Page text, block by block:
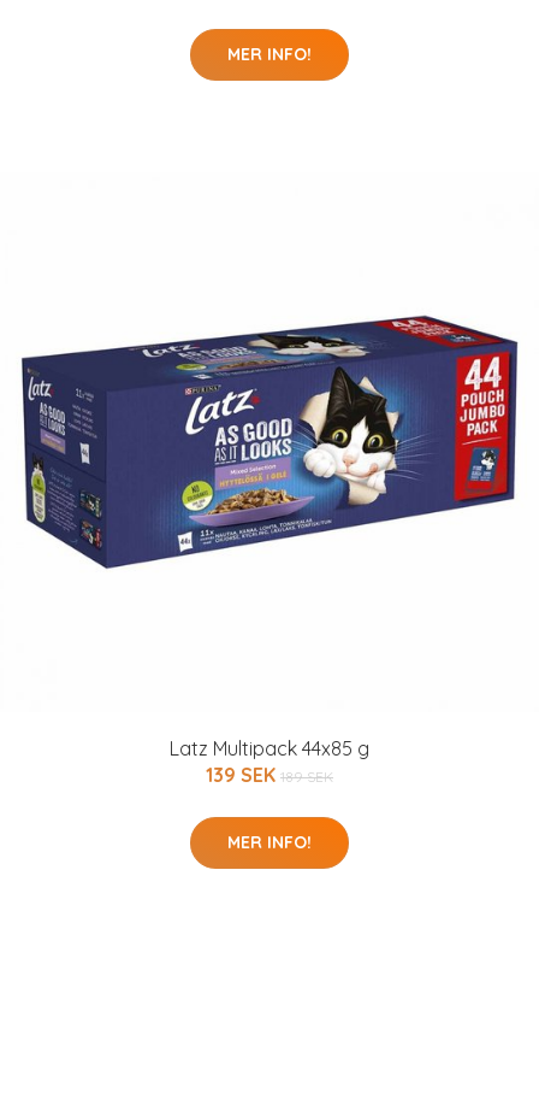
MER INFO!
Latz Multipack 44x85 g
139 SEK 189 SEK
MER INFO!